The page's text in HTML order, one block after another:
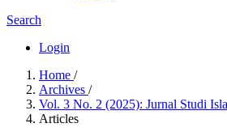
Search
Login
Home /
Archives /
Vol. 3 No. 2 (2025): Jurnal Studi
Articles